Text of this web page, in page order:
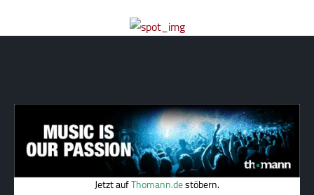
Jetzt aufThomann.destöbern.